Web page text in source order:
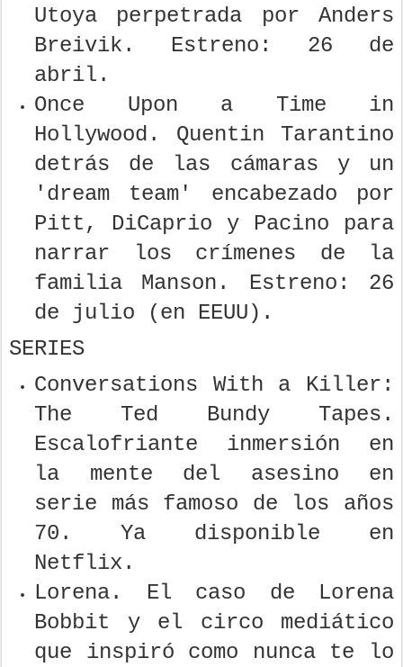
Utoya perpetrada por Anders
Breivik. Estreno: 26 de
abril.
Once Upon a Time in
Hollywood. Quentin Tarantino
detrás de las cámaras y un
'dream team' encabezado por
Pitt, DiCaprio y Pacino para
narrar los crímenes de la
familia Manson. Estreno: 26
de julio (en EEUU).
SERIES
Conversations With a Killer:
The Ted Bundy Tapes.
Escalofriante inmersión en
la mente del asesino en
serie más famoso de los años
70. Ya disponible en
Netflix.
Lorena. El caso de Lorena
Bobbit y el circo mediático
que inspiró como nunca te lo